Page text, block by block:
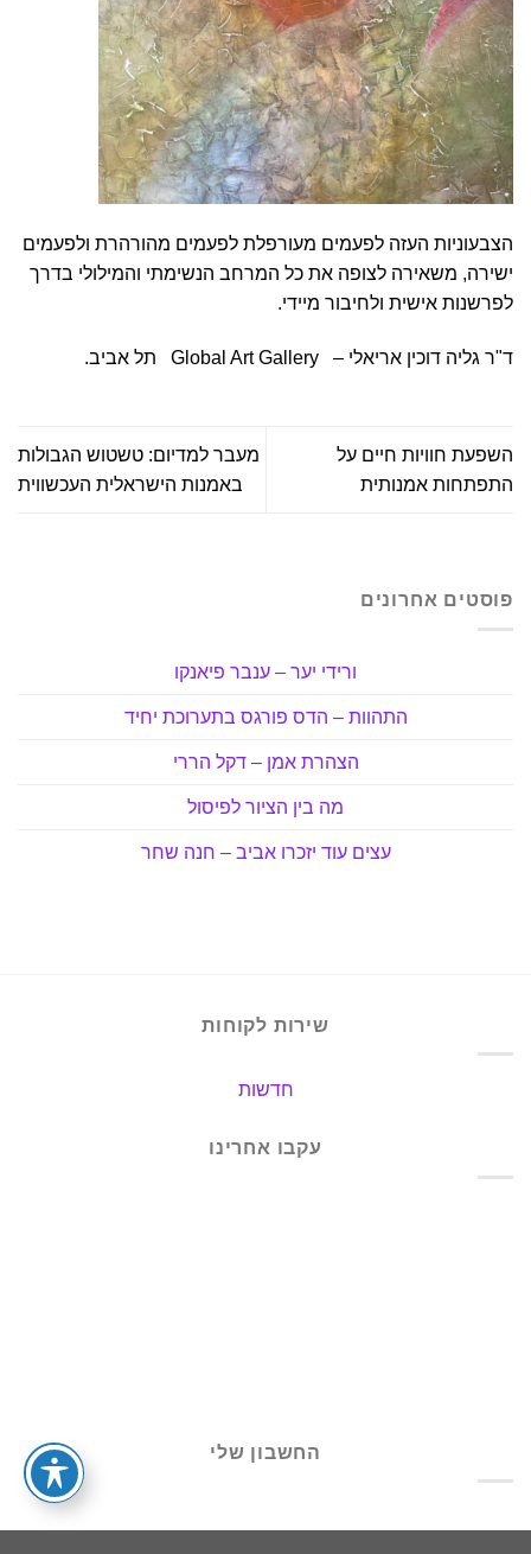
הצבעוניות העזה לפעמים מעורפלת לפעמים מהורהרת ולפעמים
ישירה, משאירה לצופה את כל המרחב הנשימתי והמילולי בדרך
לפרשנות אישית ולחיבור מיידי.
ד"ר גליה דוכין אריאלי – Global Art Gallery תל אביב.
השפעת חוויות חיים על
התפתחות אמנותית
מעבר למדיום: טשטוש הגבולות
באמנות הישראלית העכשווית
פוסטים אחרונים
ורידי יער – ענבר פיאנקו
התהוות – הדס פורגס בתערוכת יחיד
הצהרת אמן – דקל הררי
מה בין הציור לפיסול
עצים עוד יזכרו אביב – חנה שחר
שירות לקוחות
חדשות
עקבו אחרינו
החשבון שלי